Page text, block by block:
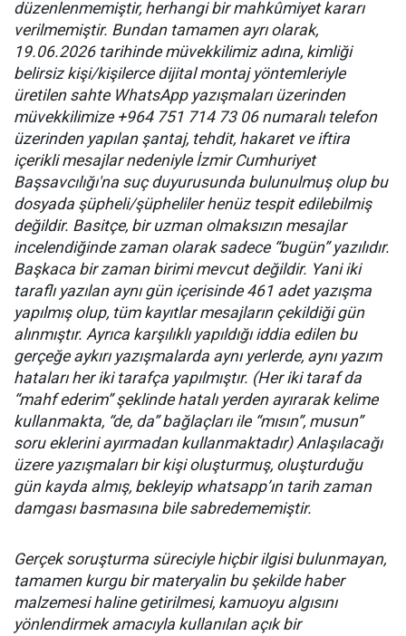
düzenlenmemiştir, herhangi bir mahkûmiyet kararı
verilmemiştir. Bundan tamamen ayrı olarak,
19.06.2026 tarihinde müvekkilimiz adına, kimliği
belirsiz kişi/kişilerce dijital montaj yöntemleriyle
üretilen sahte WhatsApp yazışmaları üzerinden
müvekkilimize +964 751 714 73 06 numaralı telefon
üzerinden yapılan şantaj, tehdit, hakaret ve iftira
içerikli mesajlar nedeniyle İzmir Cumhuriyet
Başsavcılığı'na suç duyurusunda bulunulmuş olup bu
dosyada şüpheli/şüpheliler henüz tespit edilebilmiş
değildir. Basitçe, bir uzman olmaksızın mesajlar
incelendiğinde zaman olarak sadece “bugün” yazılıdır.
Başkaca bir zaman birimi mevcut değildir. Yani iki
taraflı yazılan aynı gün içerisinde 461 adet yazışma
yapılmış olup, tüm kayıtlar mesajların çekildiği gün
alınmıştır. Ayrıca karşılıklı yapıldığı iddia edilen bu
gerçeğe aykırı yazışmalarda aynı yerlerde, aynı yazım
hataları her iki tarafça yapılmıştır. (Her iki taraf da
“mahf ederim” şeklinde hatalı yerden ayırarak kelime
kullanmakta, “de, da” bağlaçları ile “mısın”, musun”
soru eklerini ayırmadan kullanmaktadır) Anlaşılacağı
üzere yazışmaları bir kişi oluşturmuş, oluşturduğu
gün kayda almış, bekleyip whatsapp’ın tarih zaman
damgası basmasına bile sabredememiştir.
Gerçek soruşturma süreciyle hiçbir ilgisi bulunmayan,
tamamen kurgu bir materyalin bu şekilde haber
malzemesi haline getirilmesi, kamuoyu algısını
yönlendirmek amacıyla kullanılan açık bir